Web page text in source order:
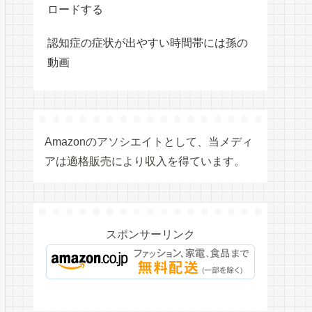
ロードする
認知症の症状が出やすい時間帯には孫の
動画
Amazonのアソシエイトとして、当メディ
アは適格販売により収入を得ています。
スポンサーリンク